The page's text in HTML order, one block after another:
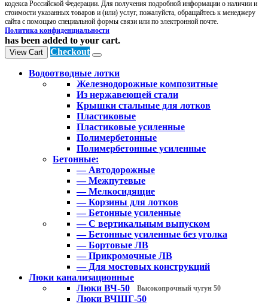
кодекса Российской Федерации. Для получения подробной информации о наличии и
стоимости указанных товаров и (или) услуг, пожалуйста, обращайтесь к менеджеру
сайта с помощью специальной формы связи или по электронной почте.
Политика конфиденциальности
has been added to your cart.
View Cart Checkout
Водоотводные лотки
Железнодорожные композитные
Из нержавеющей стали
Крышки стальные для лотков
Пластиковые
Пластиковые усиленные
Полимербетонные
Полимербетонные усиленные
Бетонные:
— Автодорожные
— Межпутевые
— Мелкосидящие
— Корзины для лотков
— Бетонные усиленные
— С вертикальным выпуском
— Бетонные усиленные без уголка
— Бортовые ЛВ
— Прикромочные ЛВ
— Для мостовых конструкций
Люки канализационные
Люки ВЧ-50
Высокопрочный чугун 50
Люки ВЧШГ-50